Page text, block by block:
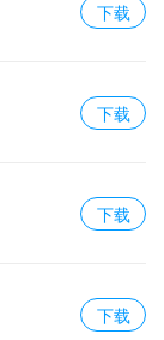
下载
下载
下载
下载